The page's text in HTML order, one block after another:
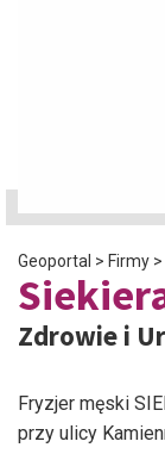
Geoportal > Firmy >
Zdrowie i
Fryzjer męski
przy ulicy